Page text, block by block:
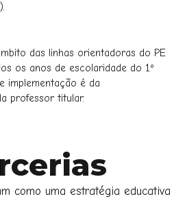
das linhas orientadoras do PE
os anos de escolaridade do 1.º
implementação é da
professor titular.
como uma estratégia educativa